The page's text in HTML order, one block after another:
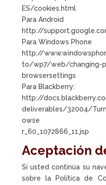
ES/cookies.html
Para Android
http://
Para Windows Phone
http://
to/wp7/web/changing-
browsersettings
Para Blackberry:
http://
deliverables/32004/
owse
r_60_1072866_11.jsp
Aceptación
Si usted continúa su
sobre la Política de